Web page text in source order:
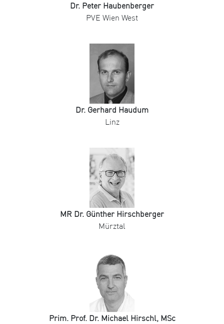
Dr. Peter Haubenberger
PVE Wien West
Dr. Gerhard Haudum
Linz
MR Dr. Günther Hirschberger
Mürztal
Prim. Prof. Dr. Michael Hirschl, MSc